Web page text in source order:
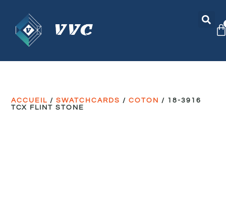
ACCUEIL /SWATCHCARDS /COTON / 18-3916
TCX FLINT STONE